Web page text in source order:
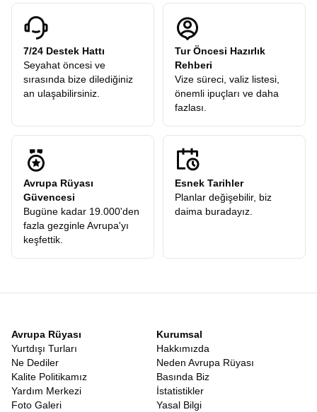
7/24 Destek Hattı
Seyahat öncesi ve
sırasında bize dilediğiniz
an ulaşabilirsiniz.
Tur Öncesi Hazırlık
Rehberi
Vize süreci, valiz listesi,
önemli ipuçları ve daha
fazlası.
Avrupa Rüyası
Güvencesi
Bugüne kadar 19.000'den
fazla gezginle Avrupa'yı
keşfettik.
Esnek Tarihler
Planlar değişebilir, biz
daima buradayız.
Avrupa Rüyası
Yurtdışı Turları
Ne Dediler
Kalite Politikamız
Yardım Merkezi
Foto Galeri
Kurumsal
Hakkımızda
Neden Avrupa Rüyası
Basında Biz
İstatistikler
Yasal Bilgi